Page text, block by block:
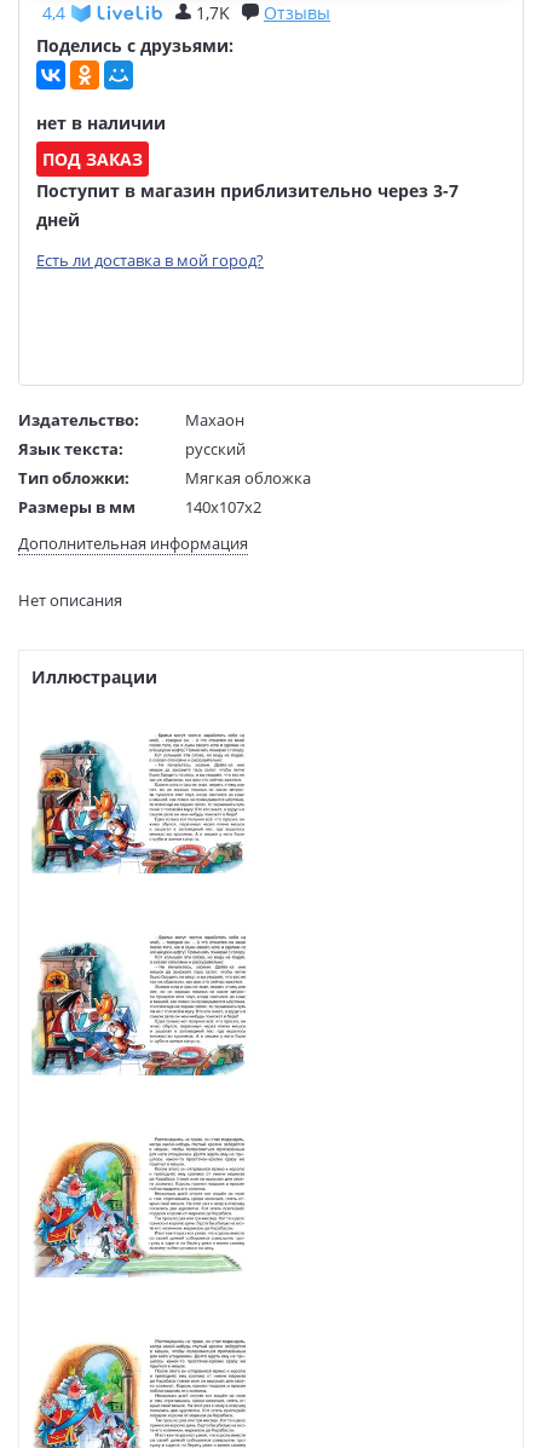
4,4 1,7K
Отзывы
Поделись с друзьями:
нет в наличии
ПОД ЗАКАЗ
Поступит в магазин приблизительно через 3-7
дней
Есть ли доставка в мой город?
Издательство:
Махаон
Язык текста:
русский
Тип обложки:
Мягкая обложка
Размеры в мм
140x107x2
Вес:
14 гр.
ISBN:
Дополнительная информация
Нет описания
Иллюстрации